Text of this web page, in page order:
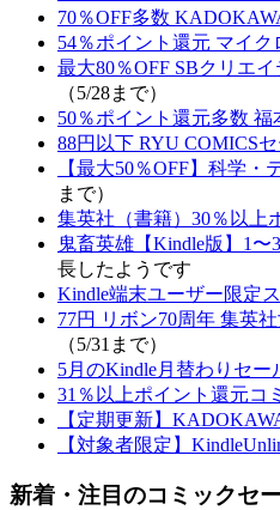
70％OFF多数
54％ポイント還元 マイク
最大80％OFF SBクリエ
（5/28まで）
50％ポイント還元多数 福
88円以下 RYU COMICS
【最大50％OFF】科学
まで）
集英社（書籍）30％以上
鬼畜英雄【Kindle版】1〜
長したようです
Kindle端末ユーザー限定
77円 リボン70周年 集英
（5/31まで）
5月のKindle月替わりセー
31％以上ポイント還元コ
【定期更新】
【対象者限定】
新着・注目のコミックセ